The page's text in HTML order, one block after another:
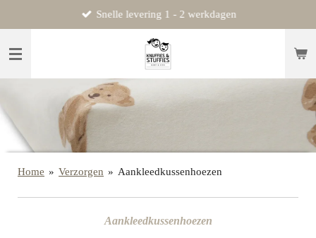
direct
naar
Snelle levering 1 - 2 werkdagen
Home » Verzorgen » Aankleedkussenhoezen
Aankleedkussenhoezen